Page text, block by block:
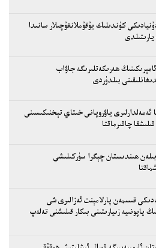
كۈندىلىك يۇقۇملانغۇچىلار سانىدا
ھەرىكەتلىرىگە جاۋاب
بىلدۈردى
ئەمەلدارلىرى ياۋروپانى خىتاي تېخنىكىسىنى
چاقىرماقتا
ھىندىستان چېگرا سۈركىلىشى
قىسمەن پارلامېنت ئەزالىرى شى
ياپونىيە زىيارىتىنى بىكار قىلىشنى تەلەپ